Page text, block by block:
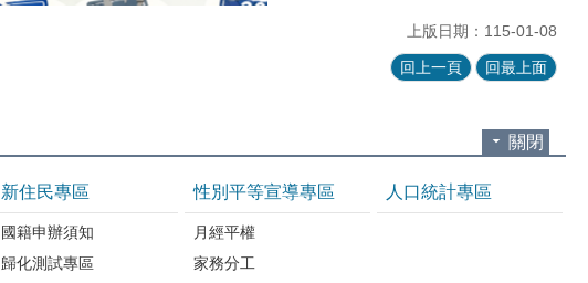
上版日期：115-01-08
回上一頁 回最上面
關閉
新住民專區
國籍申辦須知
歸化測試專區
性別平等宣導專區
月經平權
家務分工
人口統計專區